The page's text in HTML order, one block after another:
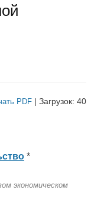
PDF | Загрузок: 40
*
экономическом